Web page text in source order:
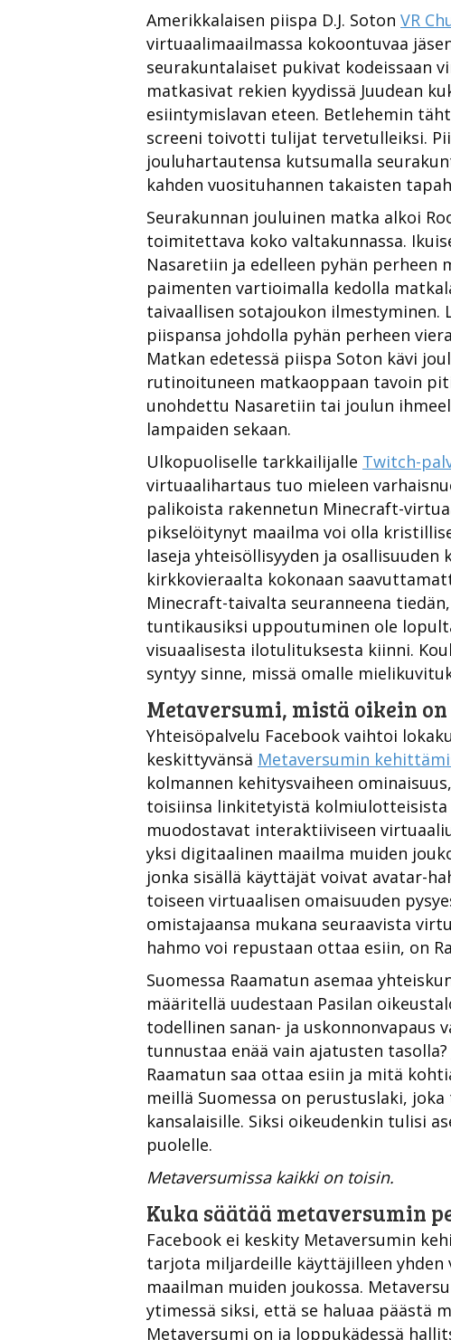
Amerikkalaisen piispa D.J. Soton VR
virtuaalimaailmassa kokoontuvaa
seurakuntalaiset pukivat kodeissaan
matkasivat rekien kyydissä Juudean
esiintymislavan eteen. Betlehemin
screeni toivotti tulijat tervetulleiksi.
jouluhartautensa kutsumalla
kahden vuosituhannen takaisten
Seurakunnan jouluinen matka alkoi
toimitettava koko valtakunnassa.
Nasaretiin ja edelleen pyhän perheen
paimenten vartioimalla kedolla
taivaallisen sotajoukon
piispansa johdolla pyhän perheen
Matkan edetessä piispa Soton kävi
rutinoituneen matkaoppaan tavoin
unohdettu Nasaretiin tai joulun
lampaiden sekaan.
Ulkopuoliselle tarkkailijalle Twitch-
virtuaalihartaus tuo mieleen
palikoista rakennetun Minecraft-
pikselöitynyt maailma voi olla
laseja yhteisöllisyyden ja osallisuuden
kirkkovieraalta kokonaan
Minecraft-taivalta seuranneena
tuntikausiksi uppoutuminen ole
visuaalisesta ilotulituksesta kiinni.
syntyy sinne, missä omalle
Metaversumi, mistä oikein on
Yhteisöpalvelu Facebook vaihtoi
keskittyvänsä Metaversumin
kolmannen kehitysvaiheen
toisiinsa linkitetyistä
muodostavat interaktiiviseen
yksi digitaalinen maailma muiden
jonka sisällä käyttäjät voivat avatar-
toiseen virtuaalisen omaisuuden
omistajaansa mukana seuraavista
hahmo voi repustaan ottaa esiin, on
Suomessa Raamatun asemaa
määritellä uudestaan Pasilan
todellinen sanan- ja uskonnonvapaus
tunnustaa enää vain ajatusten
Raamatun saa ottaa esiin ja mitä
meillä Suomessa on perustuslaki,
kansalaisille. Siksi oikeudenkin tulisi
puolelle.
Metaversumissa kaikki on toisin.
Kuka säätää metaversumin
Facebook ei keskity Metaversumin
tarjota miljardeille käyttäjilleen yhden
maailman muiden joukossa.
ytimessä siksi, että se haluaa päästä
Metaversumi on ja loppukädessä